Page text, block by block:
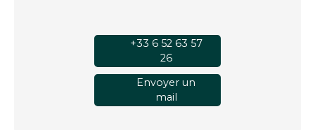
+33 6 52 63 57
26
Envoyer un
mail